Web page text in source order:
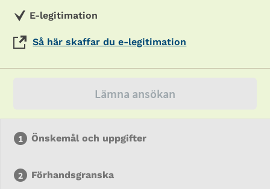
E-legitimation
Så här skaffar du e-legitimation
Lämna ansökan
Önskemål och uppgifter
Förhandsgranska